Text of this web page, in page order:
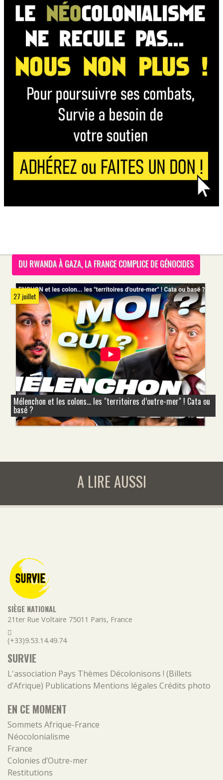
DU RWANDA À GAZA, LA FRANCE COMPLICE DE GÉNOCIDES
27 juillet
Mélenchon et les colons... les "territoires d’outre-mer" ! Cata ou
basé ?
A LIRE AUSSI
SIÈGE NATIONAL
21ter Rue Voltaire 75011 Paris, France
(+33)9.53.14.49.74
SURVIE
L'association Pays Thèmes Décolonisons ! (Billets
d’Afrique) Publications Mentions légales Crédits photo
EN CE MOMENT
Sommets Afrique-France
Néocolonialisme
France
Colonies d’Outre-mer
Restitutions